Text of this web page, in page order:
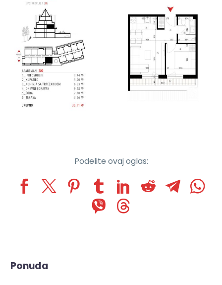
Podelite ovaj oglas:
Ponuda